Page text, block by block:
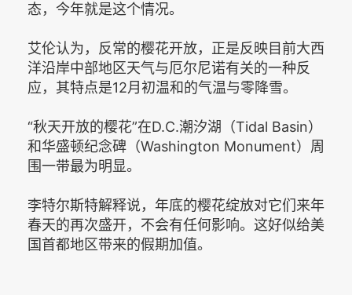
态，今年就是这个情况。
艾伦认为，反常的樱花开放，正是反映目前大西
洋沿岸中部地区天气与厄尔尼诺有关的一种反
应，其特点是12月初温和的气温与零降雪。
“秋天开放的樱花”在D.C.潮汐湖（Tidal Basin）
和华盛顿纪念碑（Washington Monument）周
围一带最为明显。
李特尔斯特解释说，年底的樱花绽放对它们来年
春天的再次盛开，不会有任何影响。这好似给美
国首都地区带来的假期加值。